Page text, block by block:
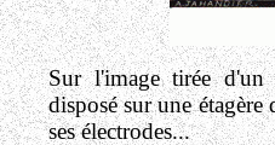
Sur l'image tirée
disposé sur une
ses électrodes...